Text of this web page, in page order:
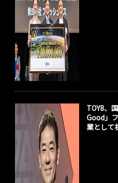
TOY8、
Good」
業として